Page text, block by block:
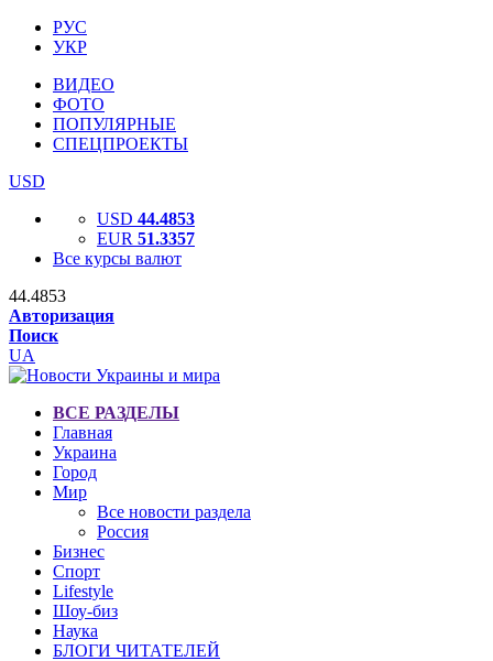
РУС
УКР
ВИДЕО
ФОТО
ПОПУЛЯРНЫЕ
СПЕЦПРОЕКТЫ
USD
USD 44.4853
EUR 51.3357
Все курсы валют
44.4853
Авторизация
Поиск
UA
ВСЕ РАЗДЕЛЫ
Главная
Украина
Город
Мир
Все новости раздела
Россия
Бизнес
Спорт
Lifestyle
Шоу-биз
Наука
БЛОГИ ЧИТАТЕЛЕЙ